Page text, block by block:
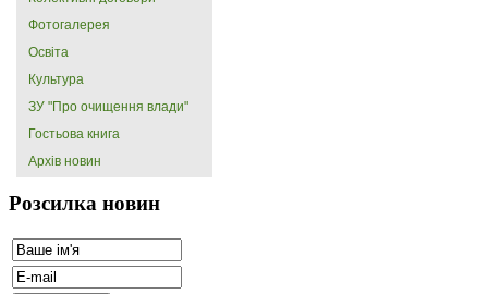
Фотогалерея
Освіта
Культура
ЗУ "Про очищення влади"
Гостьова книга
Архів новин
Розсилка новин